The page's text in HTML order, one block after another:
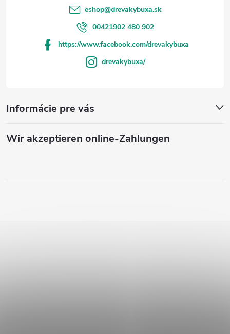
eshop@drevakybuxa.sk
00421902 480 902
https://www.facebook.com/drevakybuxa
drevakybuxa/
Informácie pre vás
Wir akzeptieren online-Zahlungen